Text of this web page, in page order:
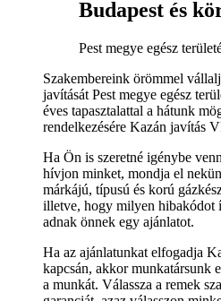
Budapest és
Pest megye egész
Szakembereink örömmel
javítását Pest megye egész
éves tapasztalattal a hátunk
rendelkezésére Kazán javítás
Ha Ön is szeretné igénybe
hívjon minket, mondja el
márkájú, típusú és korú
illetve, hogy milyen hibakódot
adnak önnek egy ajánlatot.
Ha az ajánlatunkat elfogadja
kapcsán, akkor munkatársunk
a munkát. Válassza a remek